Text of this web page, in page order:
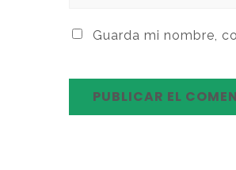
Guarda mi nombre,